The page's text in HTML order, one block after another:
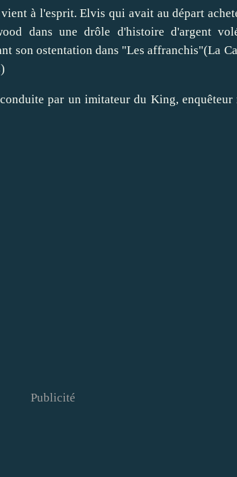
à l'esprit. Elvis qui avait au départ
dans une drôle d'histoire d'argent
son ostentation dans "Les affranchis"(La
par un imitateur du King, enquêteur
Publicité